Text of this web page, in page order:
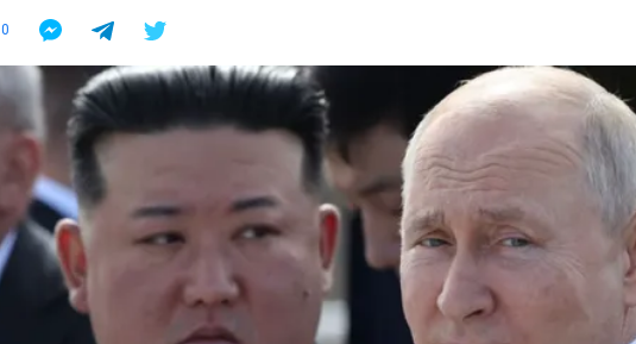
0